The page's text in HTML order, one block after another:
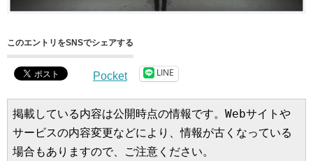
このエントリをSNSでシェアする
Pocket LINE
掲載している内容は公開時点の情報です。Webサイトや
サービスの内容変更などにより、情報が古くなっている
場合もありますので、ご注意ください。